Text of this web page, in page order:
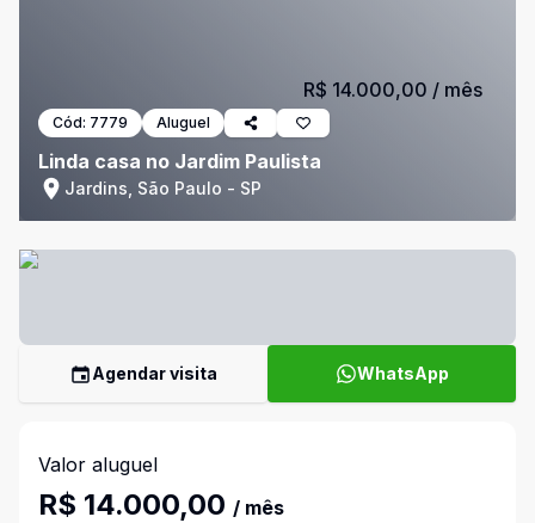
Cód: 7779 Aluguel
Linda casa no Jardim Paulista
Jardins, São Paulo - SP
R$ 14.000,00 / mês
Agendar visita WhatsApp
Valor aluguel
R$ 14.000,00 / mês